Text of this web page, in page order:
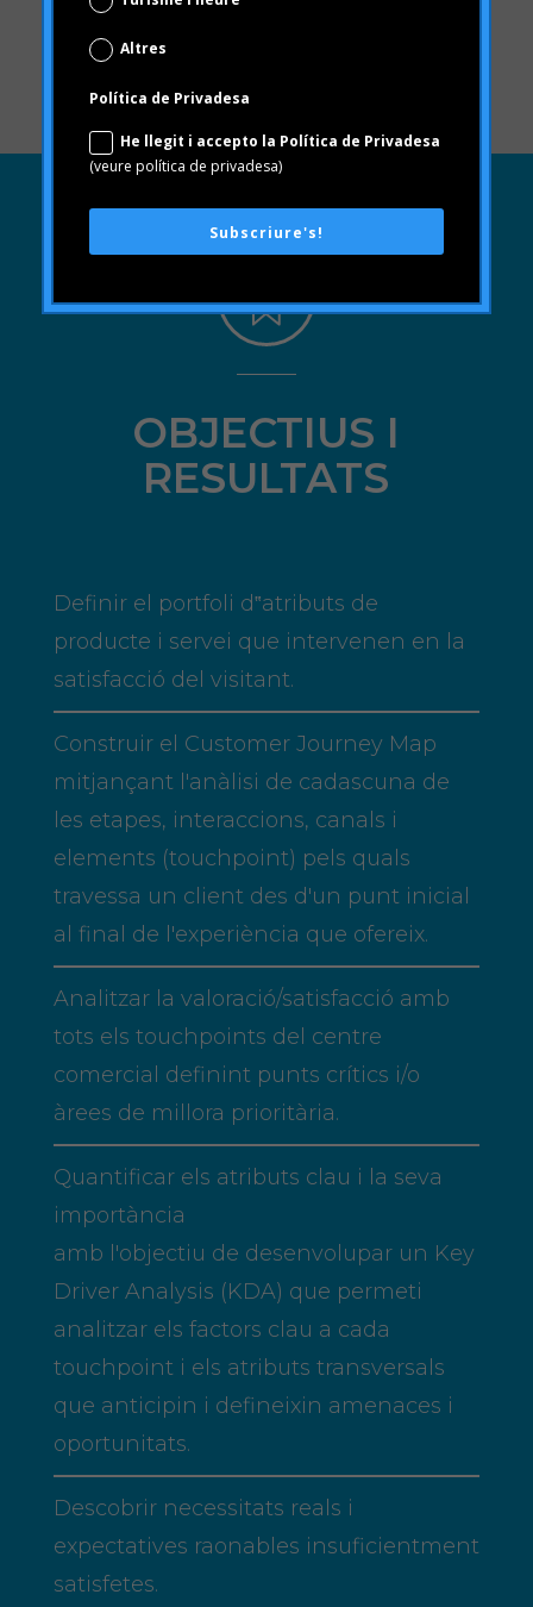
clients i al llarg del temps.
OBJECTIUS I
RESULTATS
Definir el portfoli d‟atributs de
producte i servei que intervenen en la
satisfacció del visitant.
Construir el Customer Journey Map
mitjançant l'anàlisi de cadascuna de
les etapes, interaccions, canals i
elements (touchpoint) pels quals
travessa un client des d'un punt inicial
al final de l'experiència que ofereix.
Analitzar la valoració/satisfacció amb
tots els touchpoints del centre
comercial definint punts crítics i/o
àrees de millora prioritària.
Quantificar els atributs clau i la seva
importància
amb l'objectiu de desenvolupar un Key
Driver Analysis (KDA) que permeti
analitzar els factors clau a cada
touchpoint i els atributs transversals
que anticipin i defineixin amenaces i
oportunitats.
Descobrir necessitats reals i
expectatives raonables insuficientment
satisfetes.
Altres
Política de Privadesa
He llegit i accepto la Política de Privadesa
(veure política de privadesa)
Subscriure's!